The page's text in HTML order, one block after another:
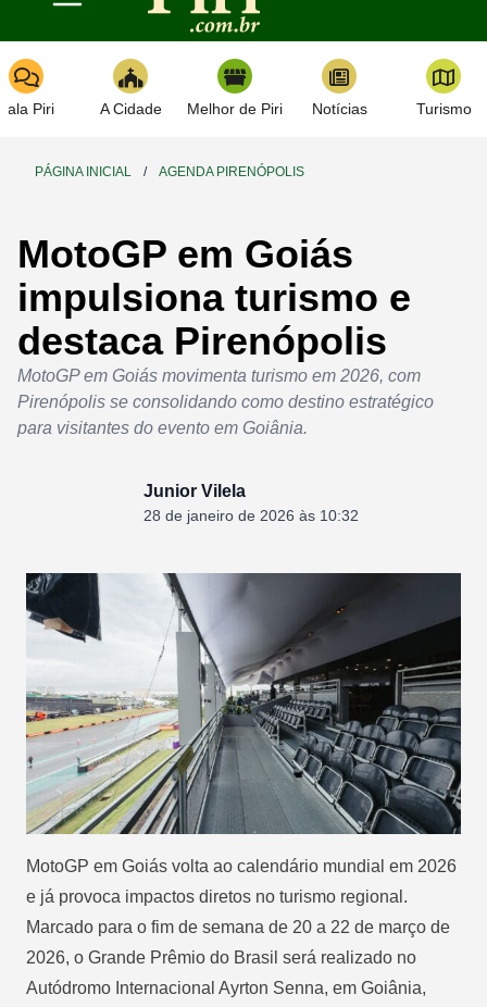
Toggle navigation
Piri A Cidade Melhor de Piri Notícias Turismo
PÁGINA INICIAL / AGENDA PIRENÓPOLIS
MotoGP em Goiás
impulsiona turismo e
destaca Pirenópolis
MotoGP em Goiás movimenta turismo em 2026, com
Pirenópolis se consolidando como destino estratégico
para visitantes do evento em Goiânia.
Junior Vilela
28 de janeiro de 2026 às 10:32
MotoGP em Goiás volta ao calendário mundial em 2026
e já provoca impactos diretos no turismo regional.
Marcado para o fim de semana de 20 a 22 de março de
2026, o Grande Prêmio do Brasil será realizado no
Autódromo Internacional Ayrton Senna, em Goiânia,